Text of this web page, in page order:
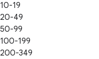
10-19
20-49
50-99
100-199
200-349